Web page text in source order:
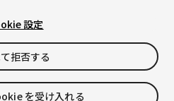
ーポリシー Cookies
設定
拒否する
を受け入れる